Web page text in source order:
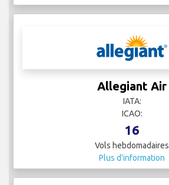
Allegiant Air
IATA:
ICAO:
16
Vols hebdomadaires
Plus d'information